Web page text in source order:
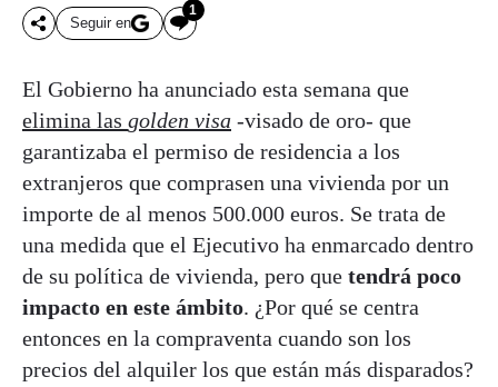
Seguir en
1
El Gobierno ha anunciado esta semana que
elimina las golden visa -visado de oro- que
garantizaba el permiso de residencia a los
extranjeros que comprasen una vivienda por un
importe de al menos 500.000 euros. Se trata de
una medida que el Ejecutivo ha enmarcado dentro
de su política de vivienda, pero que tendrá poco
impacto en este ámbito. ¿Por qué se centra
entonces en la compraventa cuando son los
precios del alquiler los que están más disparados?